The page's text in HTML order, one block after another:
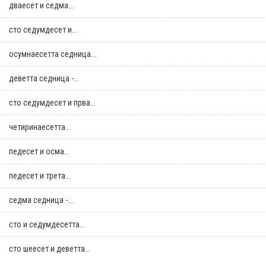
дваесет и седма...
сто седумдесет и...
осумнaесетта седница...
деветта седница -...
сто седумдесет и прва...
четиринаесетта...
педесет и осма...
педесет и трета...
седма седница -...
сто и седумдесетта...
сто шеесет и деветта...